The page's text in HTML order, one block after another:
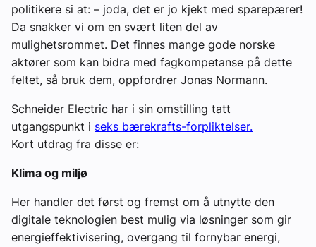
politikere si at: – joda, det er jo kjekt med sparepærer!
Da snakker vi om en svært liten del av
mulighetsrommet. Det finnes mange gode norske
aktører som kan bidra med fagkompetanse på dette
feltet, så bruk dem, oppfordrer Jonas Normann.
Schneider Electric har i sin omstilling tatt
utgangspunkt i seks bærekrafts-forpliktelser.
Kort utdrag fra disse er:
Klima og miljø
Her handler det først og fremst om å utnytte den
digitale teknologien best mulig via løsninger som gir
energieffektivisering, overgang til fornybar energi,